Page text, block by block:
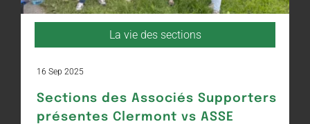
La vie des sections
16 Sep 2025
Sections des Associés Supporters
présentes Clermont vs ASSE